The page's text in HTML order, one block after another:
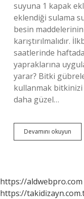
suyuna 1 kapak
eklendiği sulama
besin
karıştırılmalıdır.
saatlerinde
yapraklarına
yarar? Bitki
kullanmak bitkinizi
daha güzel…
Devamını okuyun
https://aldwebpro.com
https://